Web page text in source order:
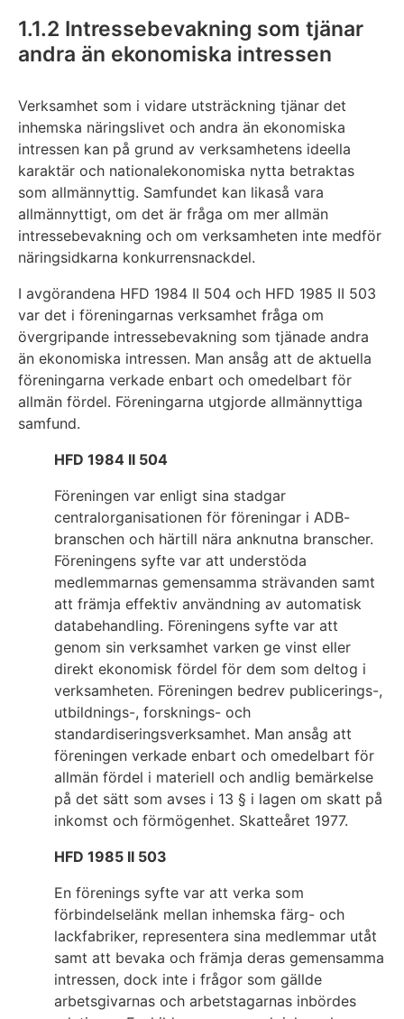
1.1.2 Intressebevakning som tjänar
andra än ekonomiska intressen
Verksamhet som i vidare utsträckning tjänar det
inhemska näringslivet och andra än ekonomiska
intressen kan på grund av verksamhetens ideella
karaktär och nationalekonomiska nytta betraktas
som allmännyttig. Samfundet kan likaså vara
allmännyttigt, om det är fråga om mer allmän
intressebevakning och om verksamheten inte medför
näringsidkarna konkurrensnackdel.
I avgörandena HFD 1984 II 504 och HFD 1985 II 503
var det i föreningarnas verksamhet fråga om
övergripande intressebevakning som tjänade andra
än ekonomiska intressen. Man ansåg att de aktuella
föreningarna verkade enbart och omedelbart för
allmän fördel. Föreningarna utgjorde allmännyttiga
samfund.
HFD 1984 II 504
Föreningen var enligt sina stadgar
centralorganisationen för föreningar i ADB-
branschen och härtill nära anknutna branscher.
Föreningens syfte var att understöda
medlemmarnas gemensamma strävanden samt
att främja effektiv användning av automatisk
databehandling. Föreningens syfte var att
genom sin verksamhet varken ge vinst eller
direkt ekonomisk fördel för dem som deltog i
verksamheten. Föreningen bedrev publicerings-,
utbildnings-, forsknings- och
standardiseringsverksamhet. Man ansåg att
föreningen verkade enbart och omedelbart för
allmän fördel i materiell och andlig bemärkelse
på det sätt som avses i 13 § i lagen om skatt på
inkomst och förmögenhet. Skatteåret 1977.
HFD 1985 II 503
En förenings syfte var att verka som
förbindelselänk mellan inhemska färg- och
lackfabriker, representera sina medlemmar utåt
samt att bevaka och främja deras gemensamma
intressen, dock inte i frågor som gällde
arbetsgivarnas och arbetstagarnas inbördes